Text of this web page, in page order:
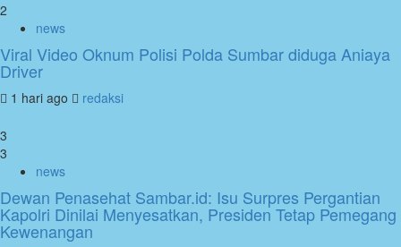
2
news
Viral Video Oknum Polisi Polda Sumbar diduga Aniaya
Driver
1 hari ago redaksi
3
3
news
Dewan Penasehat Sambar.id: Isu Surpres Pergantian
Kapolri Dinilai Menyesatkan, Presiden Tetap Pemegang
Kewenangan